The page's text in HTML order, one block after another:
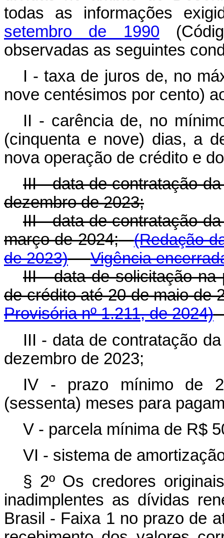
todas as informações
setembro de 1990
observadas as seguintes
I - taxa de juros de, no
nove centésimos por cento)
II - carência de, no
(cinquenta e nove) dias, a
nova operação de crédito e
III - data de contratação
dezembro de 2023;
III - data de contratação
março de 2024;
(Redação
de 2023)
Vigência
III - data de solicitação na
de crédito até 20 de maio
Provisória nº 1.211, de 2024)
III - data de contratação
dezembro de 2023;
IV - prazo mínimo de
(sessenta) meses para
V - parcela mínima de R$
VI - sistema de
§ 2º Os credores
inadimplentes as dívidas
Brasil - Faixa 1 no prazo de